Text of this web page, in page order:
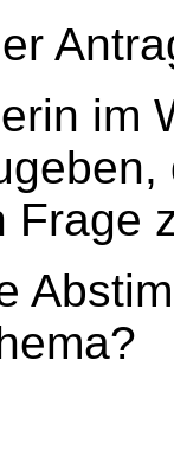
im
Frage